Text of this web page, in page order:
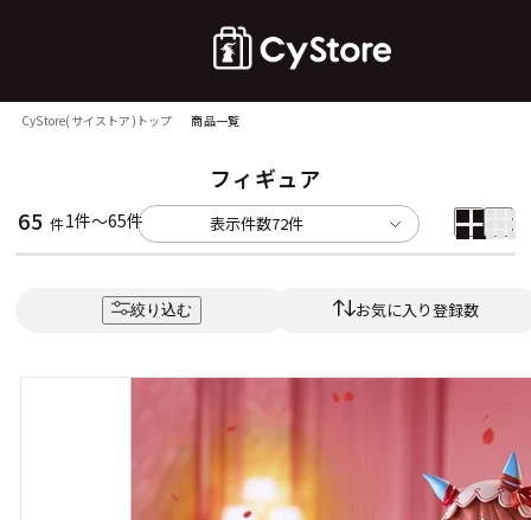
CyStore(サイストア)トップ 商品一覧
フィギュア
65 件1件～65件 表示件数72件
絞り込む お気に入り登録数